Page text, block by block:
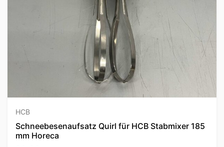
HCB
Schneebesenaufsatz Quirl für HCB Stabmixer 185
mm Horeca